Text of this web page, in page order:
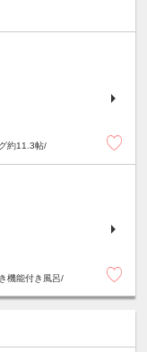
約11.3帖/
機能付き風呂/